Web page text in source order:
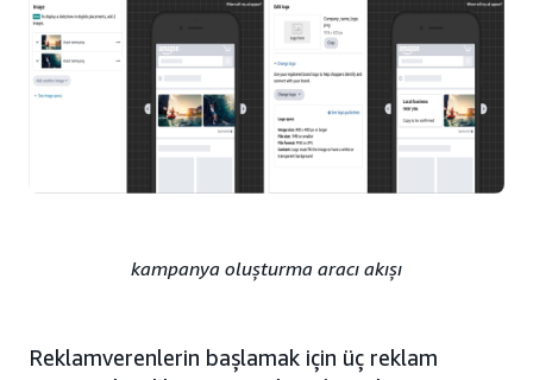
kampanya oluşturma aracı akışı
Reklamverenlerin başlamak için üç reklam